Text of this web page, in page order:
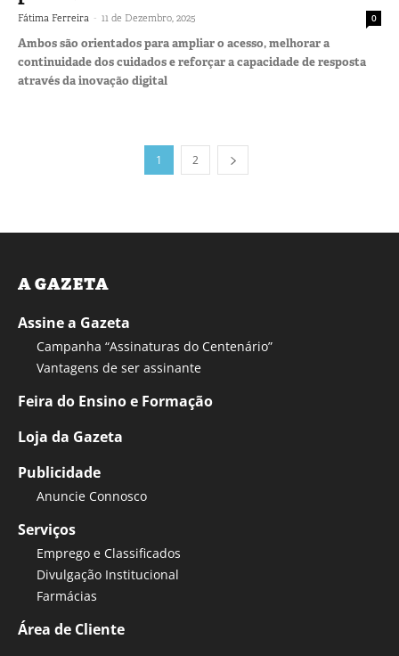
Fátima Ferreira - 11 de Dezembro, 2025 0
Ambos são orientados para ampliar o acesso, melhorar a
continuidade dos cuidados e reforçar a capacidade de resposta
através da inovação digital
1 2
A GAZETA
Assine a Gazeta
Campanha “Assinaturas do Centenário”
Vantagens de ser assinante
Feira do Ensino e Formação
Loja da Gazeta
Publicidade
Anuncie Connosco
Serviços
Emprego e Classificados
Divulgação Institucional
Farmácias
Área de Cliente